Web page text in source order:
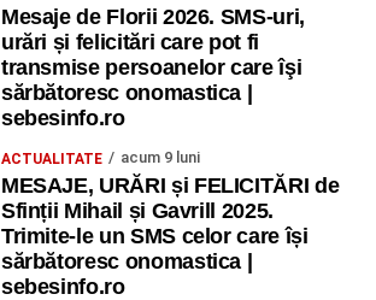
Mesaje de Florii 2026. SMS-uri,
urări și felicitări care pot fi
transmise persoanelor care îşi
sărbătoresc onomastica |
sebesinfo.ro
ACTUALITATE acum 9 luni
MESAJE, URĂRI și FELICITĂRI de
Sfinții Mihail și Gavrill 2025.
Trimite-le un SMS celor care își
sărbătoresc onomastica |
sebesinfo.ro